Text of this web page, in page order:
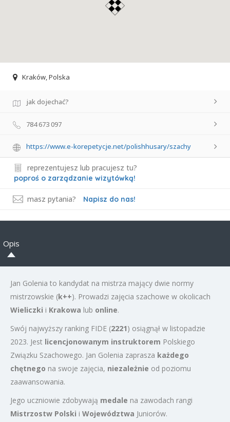
Kraków, Polska
jak dojechać?
784 673 097
https://www.e-korepetycje.net/polishhusary/szachy
reprezentujesz lub pracujesz tu?
poproś o zarządzanie wizytówką!
masz pytania? Napisz do nas!
Opis
Jan Golenia to kandydat na mistrza mający dwie normy
mistrzowskie (k++). Prowadzi zajęcia szachowe w okolicach
Wieliczki i Krakowa lub online.
Swój najwyższy ranking FIDE (2221) osiągnął w listopadzie
2023. Jest licencjonowanym instruktorem Polskiego
Związku Szachowego. Jan Golenia zaprasza każdego
chętnego na swoje zajęcia, niezależnie od poziomu
zaawansowania.
Jego uczniowie zdobywają medale na zawodach rangi
Mistrzostw Polski i Województwa Juniorów.